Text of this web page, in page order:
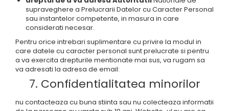
supraveghere a Prelucrarii Datelor cu Caracter Personal
sau instantelor competente, in masura in care
considerati necesar.
Pentru orice intrebari suplimentare cu privire la modul in
care datele cu caracter personal sunt prelucrate si pentru
a va exercita drepturile mentionate mai sus, va rugam sa
va adresati la adresa de email:
7. Confidentialitatea minorilor
nu contacteaza cu buna stiinta sau nu colecteaza informatii